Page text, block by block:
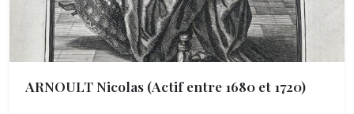
ARNOULT Nicolas (Actif entre 1680 et 1720)